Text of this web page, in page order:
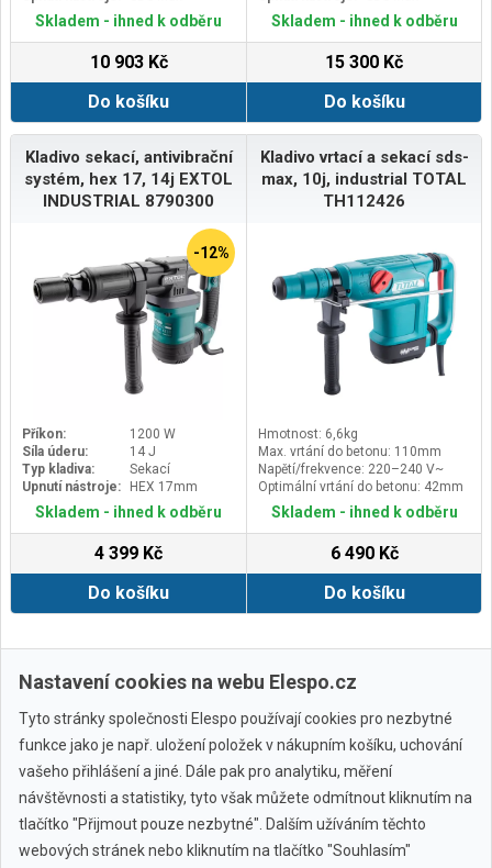
Skladem - ihned k odběru
10 903 Kč
Do košíku
Skladem - ihned k odběru
15 300 Kč
Do košíku
Kladivo sekací, antivibrační
systém, hex 17, 14j EXTOL
INDUSTRIAL 8790300
-12%
Příkon:
1200 W
Síla úderu:
14 J
Typ kladiva:
Sekací
Upnutí nástroje:
HEX 17mm
Skladem - ihned k odběru
4 399 Kč
Do košíku
Kladivo vrtací a sekací sds-
max, 10j, industrial TOTAL
TH112426
Hmotnost: 6,6kg
Max. vrtání do betonu: 110mm
Napětí/frekvence: 220–240 V~
Optimální vrtání do betonu: 42mm
Skladem - ihned k odběru
6 490 Kč
Do košíku
Zobrazit další
Všechny značky
Nastavení cookies na webu Elespo.cz
Tyto stránky společnosti Elespo používají cookies pro nezbytné
funkce jako je např. uložení položek v nákupním košíku, uchování
vašeho přihlášení a jiné. Dále pak pro analytiku, měření
návštěvnosti a statistiky, tyto však můžete odmítnout kliknutím na
tlačítko "Přijmout pouze nezbytné". Dalším užíváním těchto
webových stránek nebo kliknutím na tlačítko "Souhlasím"